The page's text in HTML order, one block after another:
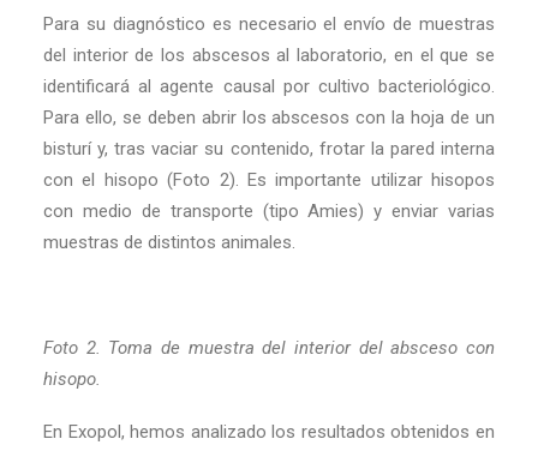
Para su diagnóstico es necesario el envío de muestras
del interior de los abscesos al laboratorio, en el que se
identificará al agente causal por cultivo bacteriológico.
Para ello, se deben abrir los abscesos con la hoja de un
bisturí y, tras vaciar su contenido, frotar la pared interna
con el hisopo (Foto 2). Es importante utilizar hisopos
con medio de transporte (tipo Amies) y enviar varias
muestras de distintos animales.
Foto 2. Toma de muestra del interior del absceso con
hisopo.
En Exopol, hemos analizado los resultados obtenidos en